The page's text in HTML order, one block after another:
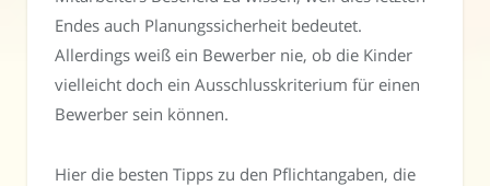
Endes auch Planungssicherheit bedeutet.
Allerdings weiß ein Bewerber nie, ob die Kinder
vielleicht doch ein Ausschlusskriterium für einen
Bewerber sein können.
Hier die besten Tipps zu den Pflichtangaben, die